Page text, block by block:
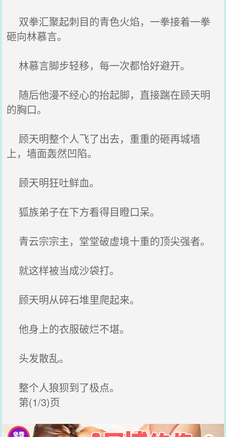
双拳汇聚起刺目的青色火焰，一拳接着一拳
砸向林慕言。
林慕言脚步轻移，每一次都恰好避开。
随后他漫不经心的抬起脚，直接踹在顾天明
的胸口。
顾天明整个人飞了出去，重重的砸再城墙
上，墙面轰然凹陷。
顾天明狂吐鲜血。
狐族弟子在下方看得目瞪口呆。
青云宗宗主，堂堂破虚境十重的顶尖强者。
就这样被当成沙袋打。
顾天明从碎石堆里爬起来。
他身上的衣服破烂不堪。
头发散乱。
整个人狼狈到了极点。
第(1/3)页